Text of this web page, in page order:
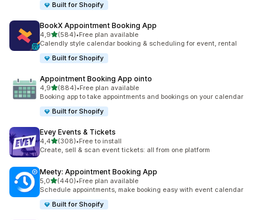
Built for Shopify
BookX Appointment Booking App
4,9de 5 estrelas
(584)
584 total de avaliações
•Free plan available
Calendly style calendar booking & scheduling for event, rental
Built for Shopify
Appointment Booking App ointo
4,9de 5 estrelas
(884)
884 total de avaliações
•Free plan available
Booking app to take appointments and bookings on your calendar
Built for Shopify
Evey Events & Tickets
4,4de 5 estrelas
(308)
308 total de avaliações
•Free to install
Create, sell & scan event tickets: all from one platform
Meety: Appointment Booking App
5,0de 5 estrelas
(440)
440 total de avaliações
•Free plan available
Schedule appointments, make booking easy with event calendar
Built for Shopify